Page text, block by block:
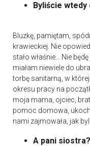
Byliście wtedy
Bluzkę, pamiętam,
krawieckiej. Nie
stało właśnie... Nie
miałam niewiele do
torbę sanitarną, w
okresu pracy na
moja mama, ojciec,
pomoc domowa,
nami zajmowała, jak
A pani siostra?